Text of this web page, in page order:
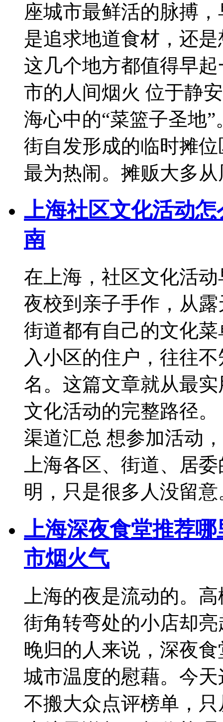
座城市最鲜活的脉搏
是追求地道食材，还
这几个地方都值得早
市的人间烟火 位于静
海心中的“菜篮子圣地
街自发形成的临时摊
最为热闹。摊贩大多
上海社区文化活动
南
在上海，社区文化活
夜校到亲子手作，从
街道都有自己的文化
入小区的住户，往往
名。这篇文章就从最
文化活动的完整路径
渠道汇总 想参加活动
上海各区、街道、居
明，只是很多人没留意
上海深夜食堂推荐
市烟火气
上海的夜是流动的。
街角转弯处的小店却
晚归的人来说，深夜
城市温度的慰藉。今
不搬大众点评榜单，